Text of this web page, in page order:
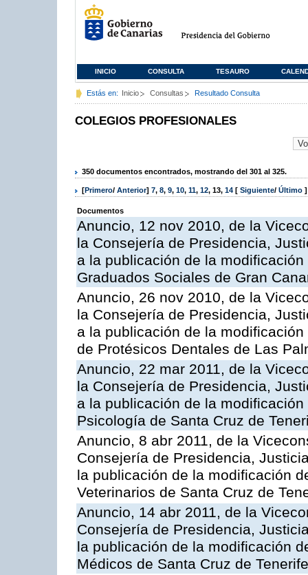
INICIO CONSULTA TESAURO
Estás en: Inicio Consultas Resultado Consulta
COLEGIOS PROFESIONALES
350 documentos encontrados, mostrando del 301 al 325.
[Primero/ Anterior] 7, 8, 9, 10, 11, 12, 13, 14 [ Siguiente/ Último ]
Documentos
Anuncio, 12 nov 2010, de la
la Consejería de Presidencia,
a la publicación de la
Graduados Sociales de Gran
Anuncio, 26 nov 2010, de la
la Consejería de Presidencia,
a la publicación de la
de Protésicos Dentales de Las
Anuncio, 22 mar 2011, de la
la Consejería de Presidencia,
a la publicación de la
Psicología de Santa Cruz de
Anuncio, 8 abr 2011, de la
Consejería de Presidencia,
la publicación de la modificación
Veterinarios de Santa Cruz de
Anuncio, 14 abr 2011, de la
Consejería de Presidencia,
la publicación de la modificación
Médicos de Santa Cruz de Tenerife